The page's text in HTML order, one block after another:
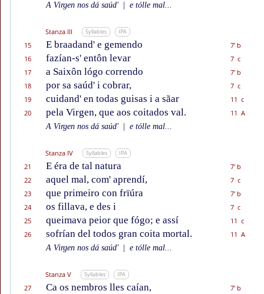
A Virgen nos dá saúd'
e tólle mal...
Stanza III Syllables IPA
15 E braadand' e gemendo
7' b
16
fazían-s' entôn levar
7 c
17
a Saixôn lógo correndo
7' b
18
por sa saúd' i cobrar,
7 c
19
cuidand' en todas guisas i a sãar
11 c
20
pela Virgen, que aos coitados val.
11 A
A Virgen nos dá saúd'
e tólle mal...
Stanza IV Syllables IPA
21 E éra de tal natura
7' b
22
aquel mal, com' aprendí,
7 c
23
que primeiro con frïúra
7' b
24
os fillava, e des i
7 c
25
queimava peior que fógo; e assí
11 c
26
sofrían del todos gran coita mortal.
11 A
A Virgen nos dá saúd'
e tólle mal...
Stanza V Syllables IPA
27 Ca os nembros lles caían,
7' b